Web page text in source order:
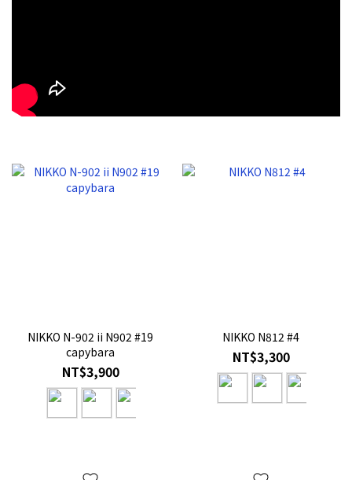
NIKKO N-902 ii N902 #19
capybara
NT$3,900
NIKKO N812 #4
NT$3,300